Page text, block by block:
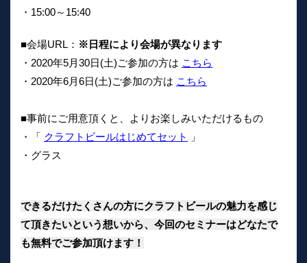
・15:00～15:40
■会場URL： ※日程により会場が異なります
・2020年5月30日(土)ご参加の方は こちら
・2020年6月6日(土)ご参加の方は こちら
■事前にご用意頂くと、よりお楽しみいただけるもの
・「 クラフトビールはじめてセット
」
・グラス
できるだけたくさんの方にクラフトビールの魅力を感じ
て頂きたいという想いから、今回のセミナーはどなたで
も無料でご参加頂けます！